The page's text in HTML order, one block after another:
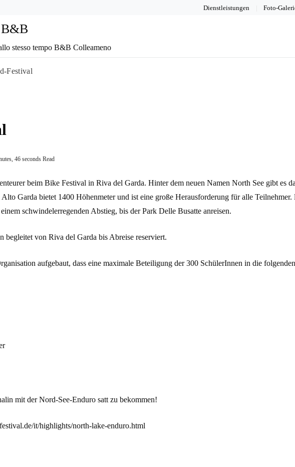
Dienstleistungen Foto-
B&B
stesso tempo B&B Colleameno
Festival
46 seconds Read
beim Bike Festival in Riva del Garda. Hinter dem neuen Namen North See gibt es
Garda bietet 1400 Höhenmeter und ist eine große Herausforderung für alle
schwindelerregenden Abstieg, bis der Park Delle Busatte anreisen.
von Riva del Garda bis Abreise reserviert.
aufgebaut, dass eine maximale Beteiligung der 300 SchülerInnen in die
mit der Nord-See-Enduro satt zu bekommen!
it/highlights/north-lake-enduro.html